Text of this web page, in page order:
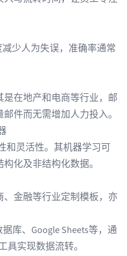
少人为失误，准确率通常
在地产和电商等行业，邮
件而无需增加人力投入。
和灵活性。其机器学习可
化及非结构化数据。
、金融等行业定制模板，亦
库、Google Sheets等，通
具实现数据流转。